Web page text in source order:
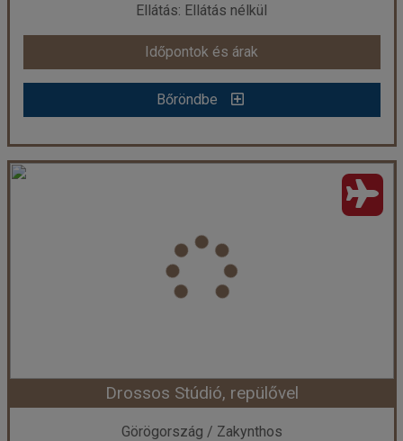
Időpontok és árak
Bőröndbe
Ellátás: Ellátás nélkül
Időpontok és árak
Bőröndbe
Charlot Apartman
Város: Bali
Utazás módja:
Repülővel
Ellátás: Ellátás nélkül
Szálláskategória:Apartman
Időpont: 2026-09-03 | 7 éj
Drossos Stúdió, repülővel
Görögország / Zakynthos